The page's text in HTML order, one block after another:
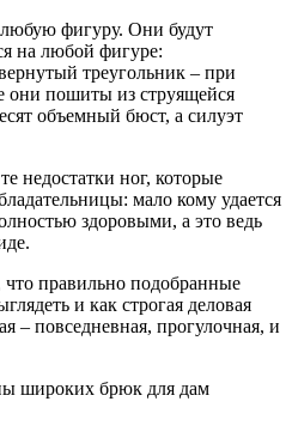
фигуру. Они будут
на любой фигуре:
треугольник – при
они пошиты из струящейся
объемный бюст, а силуэт
недостатки ног, которые
мало кому удается
здоровыми, а это ведь
правильно подобранные
и как строгая деловая
– повседневная, прогулочная, и
широких брюк для дам